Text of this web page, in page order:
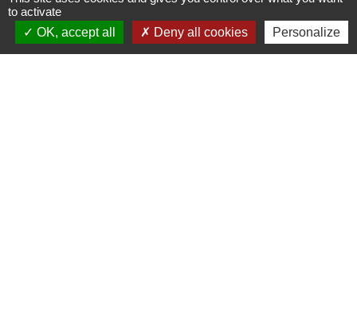
to activate
OK, accept all
Deny all cookies Personalize